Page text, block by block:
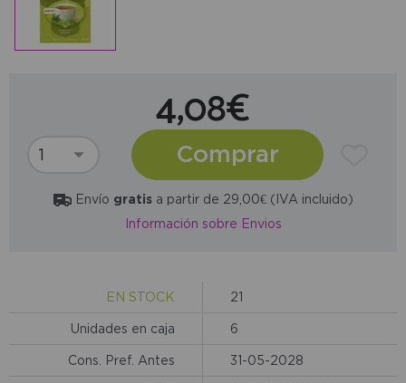
4,08€
Comprar
Envío gratisa partir de 29,00€ (IVA incluido)
Información sobre Envios
EN STOCK 21
Unidades en caja 6
Cons. Pref. Antes 31-05-2028